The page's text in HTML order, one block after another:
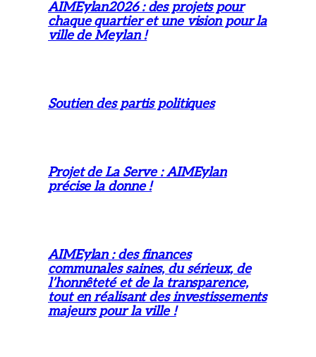
AIMEylan2026 : des projets pour
chaque quartier et une vision pour la
ville de Meylan !
Soutien des partis politiques
Projet de La Serve : AIMEylan
précise la donne !
AIMEylan : des finances
communales saines, du sérieux, de
l’honnêteté et de la transparence,
tout en réalisant des investissements
majeurs pour la ville !